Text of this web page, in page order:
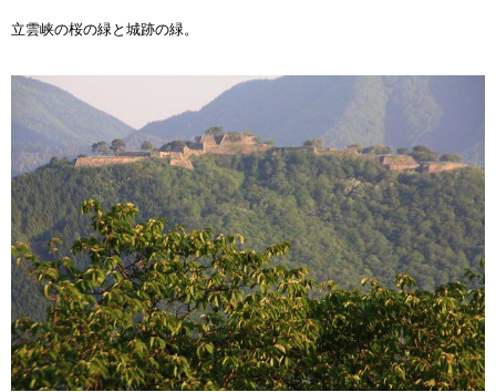
立雲峡の桜の緑と城跡の緑。